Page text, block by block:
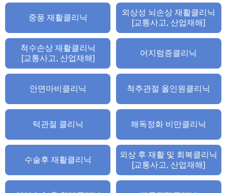
중풍 재활클리닉
외상성 뇌손상 재활클리닉
[교통사고, 산업재해]
척수손상 재활클리닉
[교통사고, 산업재해]
어지럼증클리닉
안면마비클리닉 척추관절 올인원클리닉
턱관절 클리닉 해독정화 비만클리닉
수술후 재활클리닉
외상 후 재활 및 회복클리닉
[교통사고, 산업재해]